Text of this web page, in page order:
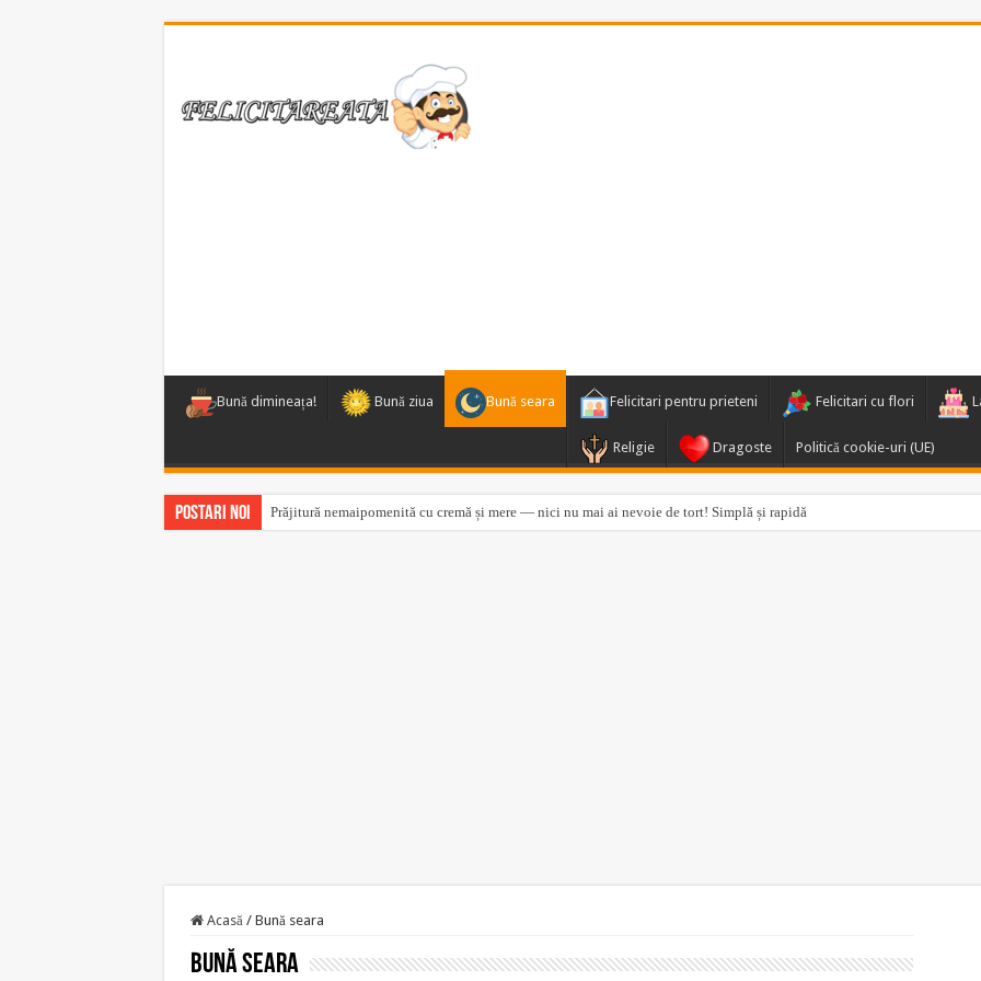
Bună dimineața! Bună ziua Bună seara Felicitari pentru prieteni Felicitari cu flori
Religie Dragoste Politică cookie-uri (UE)
Postari noi Prăjitură nemaipomenită cu cremă și mere — nici nu mai ai nevoie de tort! Simplă și rapidă
În cartea „Sănătate din farmacia Domnului”, Maria Treben vorbește despre numeroase plante folosite în medicina
Acasă / Bună seara
Bună seara